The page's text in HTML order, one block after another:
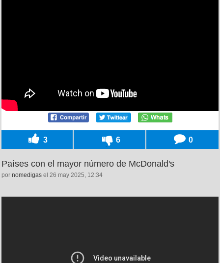
3 6 0
Países con el mayor número de McDonald's
por nomedigas el 26 may 2025, 12:34